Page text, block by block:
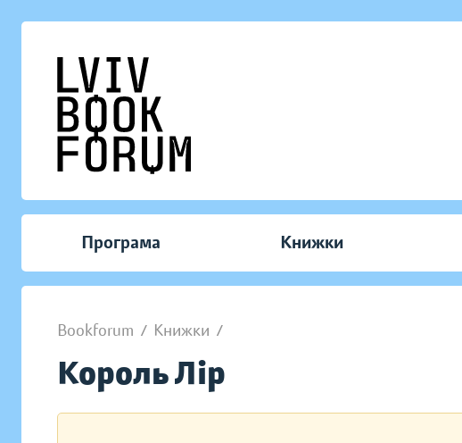
Програма Книжки
Bookforum / Книжки /
Король Лір